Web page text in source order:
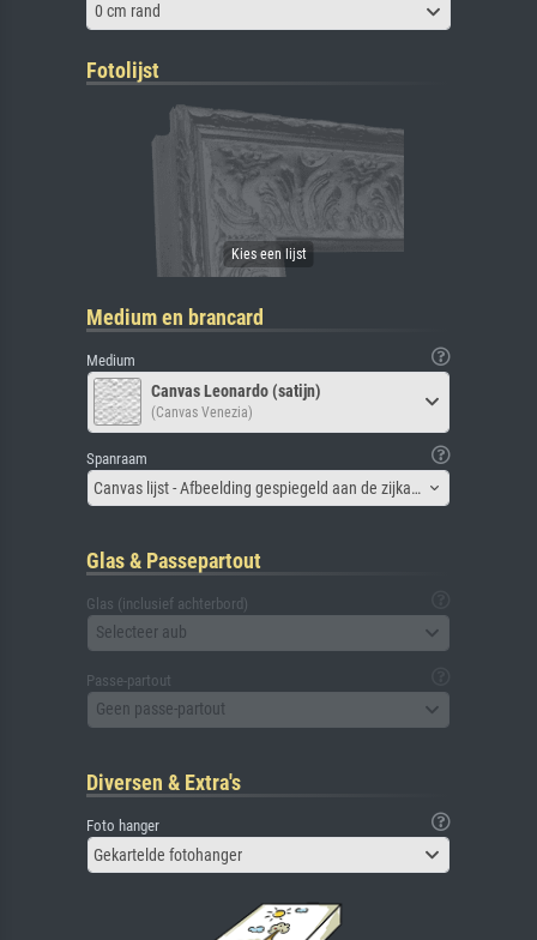
0 cm rand
Fotolijst
Medium en brancard
Medium
Canvas Leonardo (satijn)
(Canvas Venezia)
Spanraam
Canvas lijst - Afbeelding gespiegeld aan de zijkant
Glas & Passepartout
Glas (inclusief achterbord)
Selecteer aub
Passe-partout
Geen passe-partout
Diversen & Extra's
Foto hanger
Gekartelde fotohanger